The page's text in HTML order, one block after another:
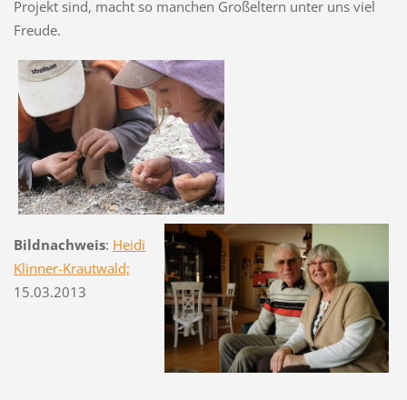
Projekt sind, macht so manchen Großeltern unter uns viel
Freude.
Bildnachweis: Heidi
Klinner-Krautwald;
15.03.2013